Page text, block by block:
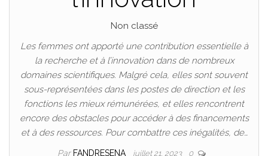
Non classé
Les femmes ont apporté une contribution essentielle à
la recherche et à l’innovation dans de nombreux
domaines scientifiques. Malgré cela, elles sont souvent
sous-représentées dans les postes de direction et les
fonctions les mieux rémunérées, et elles rencontrent
encore des obstacles pour accéder à des financements
et à des ressources. Pour combattre ces inégalités, de…
Par FANDRESENA juillet 21, 2023 0